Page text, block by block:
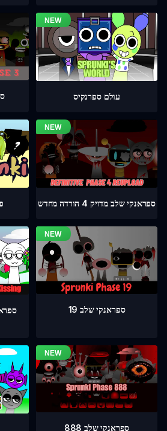
עולם ספרנקיס
ספראנקי שלב מדויק 4 הורדה מחדש
ספראנקי שלב 19
ספראנקי שלב 888